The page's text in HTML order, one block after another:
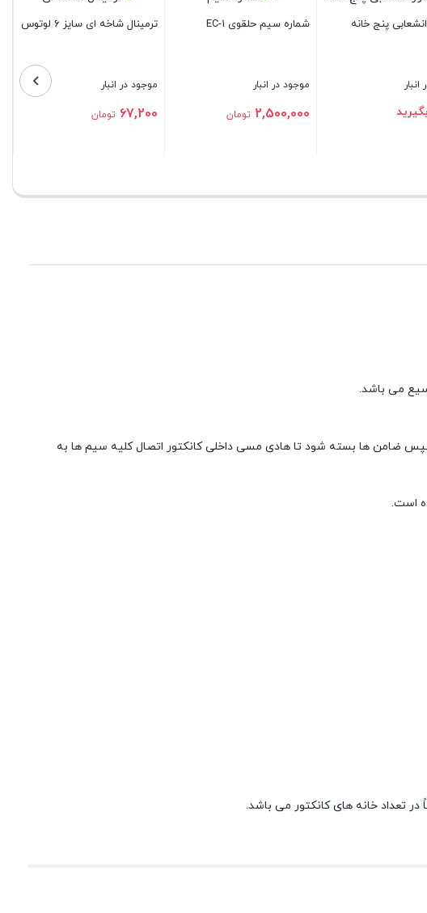
پنج خانه شماره سیم حلقوی EC-1
موجود در انبار
2,500,000 تومان
ترمینال شاخه ای سایز 6 لوتوس
موجود در انبار
67,200 تومان
می باشد.
سپس ضامن ها بسته شود تا هادی مسی داخلی کانکتور اتصال کلیه سیم ها به
تعداد خانه های کانکتور می باشد.